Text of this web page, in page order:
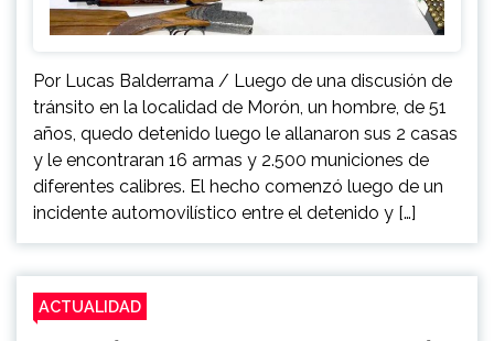
Por Lucas Balderrama / Luego de una discusión de
tránsito en la localidad de Morón, un hombre, de 51
años, quedo detenido luego le allanaron sus 2 casas
y le encontraran 16 armas y 2.500 municiones de
diferentes calibres. El hecho comenzó luego de un
incidente automovilístico entre el detenido y […]
ACTUALIDAD